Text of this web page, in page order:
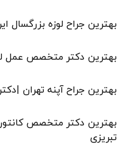
بهترین جراح لوزه بزرگسال ایران|2200عمل-دکتر
بهترین دکتر متخصص عمل لوزه
بهترین جراح آپنه تهران
بهترین دکتر متخصص
تبریزی